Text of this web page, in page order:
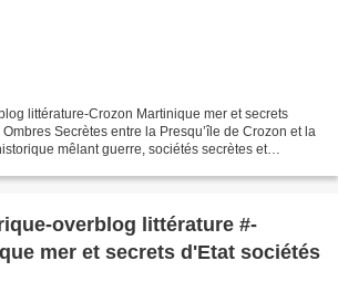
littérature-Crozon Martinique mer et secrets
Secrètes entre la Presqu’île de Crozon et la
mêlant guerre, sociétés secrètes et
overblog littérature #-
mer et secrets d'Etat sociétés